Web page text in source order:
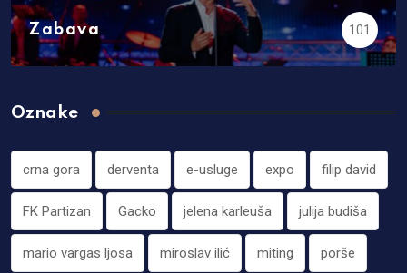
Zabava 101
Oznake
crna gora derventa e-usluge expo filip david
FK Partizan Gacko jelena karleuša julija budiša
mario vargas ljosa miroslav ilić miting porše